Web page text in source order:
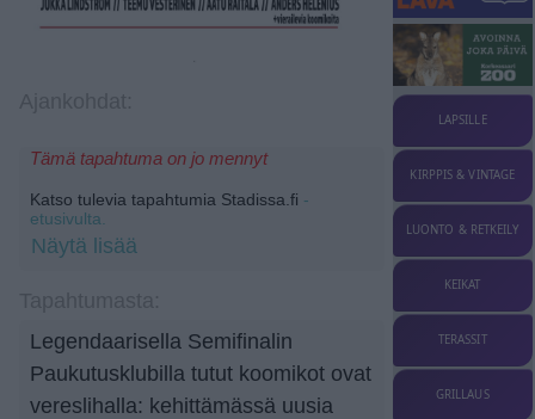
Tämä tapahtuma on jo mennyt
Katso tulevia tapahtumia Stadissa.fi -
etusivulta.
Näytä lisää
Legendaarisella Semifinalin
Paukutusklubilla tutut koomikot ovat
vereslihalla: kehittämässä uusia
LAPSILLE
KIRPPIS & VINTAGE
LUONTO & RETKEILY
KEIKAT
TERASSIT
GRILLAUS